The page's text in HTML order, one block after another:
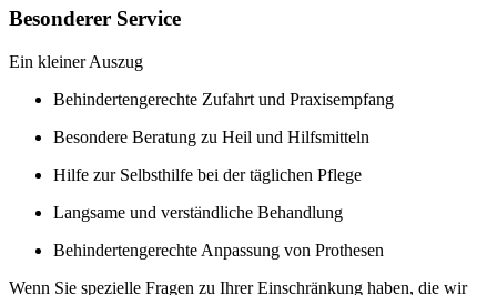
Besonderer Service
Ein kleiner Auszug
Behindertengerechte Zufahrt und Praxisempfang
Besondere Beratung zu Heil und Hilfsmitteln
Hilfe zur Selbsthilfe bei der täglichen Pflege
Langsame und verständliche Behandlung
Behindertengerechte Anpassung von Prothesen
Wenn Sie spezielle Fragen zu Ihrer Einschränkung haben, die wir